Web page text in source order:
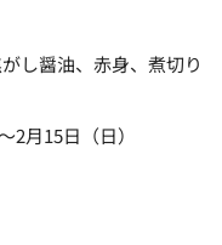
し醤油、赤身、煮切り
2月15日（日）